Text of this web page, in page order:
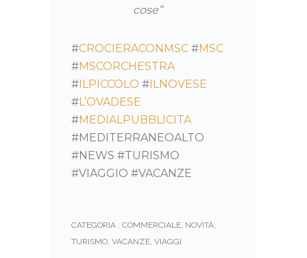
cose”
#CROCIERACONMSC #MSC
#MSCORCHESTRA
# ILPICCOLO # ILNOVESE
#L’OVADESE
#MEDIALPUBBLICITA
#MEDITERRANEOALTO
#NEWS #TURISMO
#VIAGGIO #VACANZE
CATEGORIA : COMMERCIALE, NOVITÀ,
TURISMO, VACANZE, VIAGGI